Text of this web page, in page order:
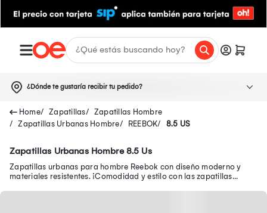
¿Dónde te gustaría recibir tu pedido?
Zapatillas
Zapatillas Hombre
Zapatillas Urbanas Hombre
REEBOK 8.5 US
Zapatillas Urbanas Hombre 8.5 Us
Zapatillas urbanas para hombre Reebok con diseño moderno y
materiales resistentes. ¡Comodidad y estilo con las zapatillas